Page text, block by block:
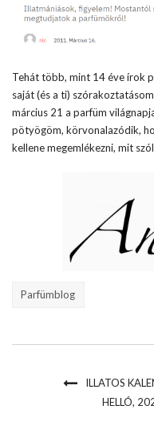
Tehát több, mint 14 éve írok
saját (és a ti)
március 21 a parfüm
pötyögöm, körvonalazódik,
kellene megemlékezni, mit
Parfümblog
ILLATOS
HELLÓ,